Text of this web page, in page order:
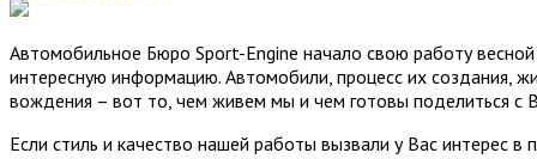
Автомобильное Бюро Sport-Engine начало свою работу
интересную информацию. Автомобили, процесс их создания,
вождения – вот то, чем живем мы и чем готовы поделиться с
Если стиль и качество нашей работы вызвали у Вас интерес в